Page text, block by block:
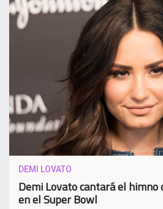
DEMI LOVATO
Demi Lovato cantará el himno
en el Super Bowl